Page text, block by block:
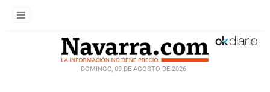
DOMINGO, 09 DE AGOSTO DE 2026